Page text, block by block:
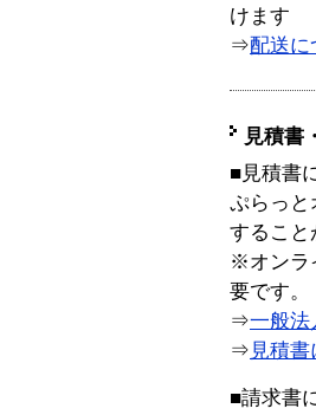
けます
⇒配送に
見積書
■見積書
ぷらっと
すること
※オンラ
要です。
⇒一般法
⇒ 見積
■請求書